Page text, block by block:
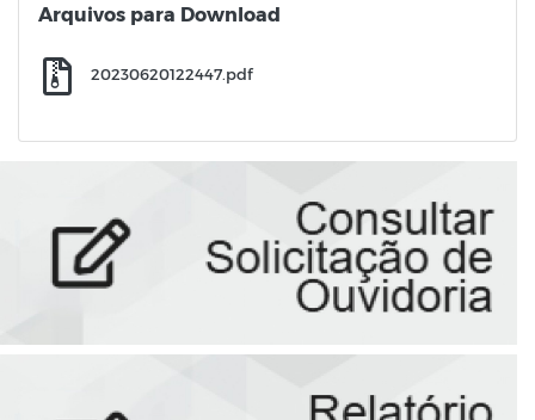
Arquivos para Download
20230620122447.pdf